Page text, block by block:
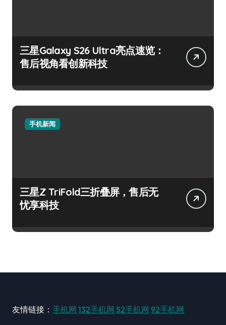
三星Galaxy S26 Ultra亮点速览：
售后视角看创新科技
手机新闻
三星Z TriFold三折叠屏，售后无
忧享科技
友情链接： 手机网 132手机网 52手机网 92手机网